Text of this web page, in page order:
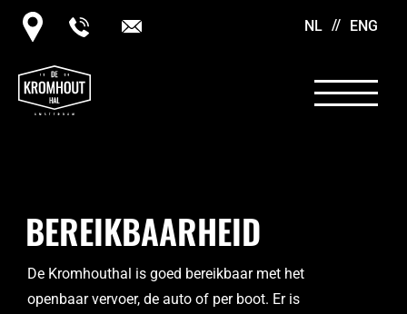
NL ENG
BEREIKBAARHEID
De Kromhouthal is goed bereikbaar met het
openbaar vervoer, de auto of per boot. Er is